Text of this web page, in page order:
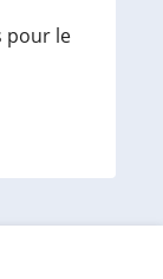
pour le